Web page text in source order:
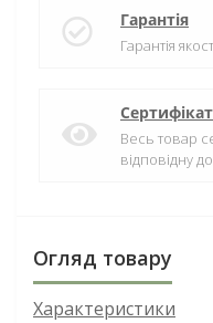
Гарантія
Гарантія
Весь товар
відповідну
Огляд товару
Характеристики